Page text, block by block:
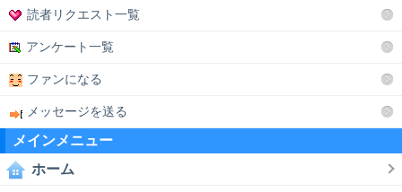
読者リクエスト一覧
アンケート一覧
ファンになる
メッセージを送る
メインメニュー
ホーム